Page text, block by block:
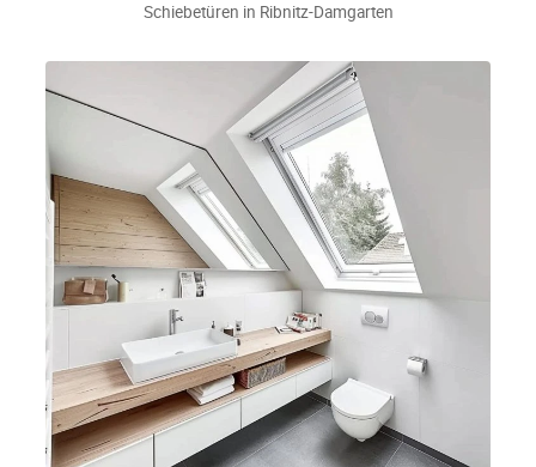
Schiebetüren in Ribnitz-Damgarten